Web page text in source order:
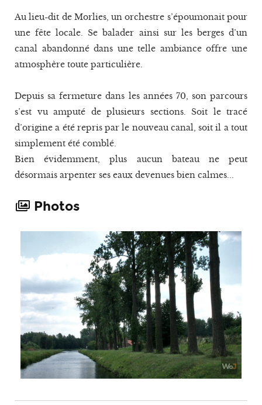
Au lieu-dit de Morlies, un orchestre s’époumonait pour
une fête locale. Se balader ainsi sur les berges d’un
canal abandonné dans une telle ambiance offre une
atmosphère toute particulière.
Depuis sa fermeture dans les années 70, son parcours
s’est vu amputé de plusieurs sections. Soit le tracé
d’origine a été repris par le nouveau canal, soit il a tout
simplement été comblé.
Bien évidemment, plus aucun bateau ne peut
désormais arpenter ses eaux devenues bien calmes...
Photos